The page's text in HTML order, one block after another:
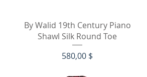
Schnellansicht
By Walid 19th Century Piano
Shawl Silk Round Toe
Preis
580,00 $